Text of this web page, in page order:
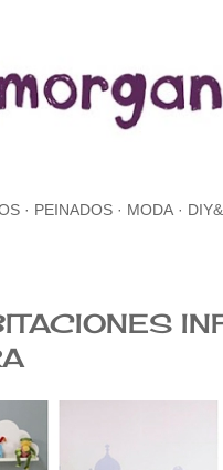
PEINADOS MODA